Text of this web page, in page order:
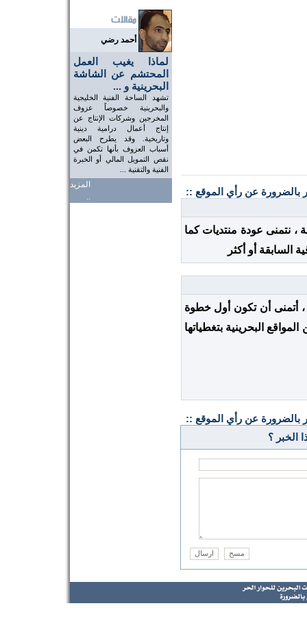
أحمد رضي
لماذا يغيب العمل
المحتشم عن الشاشة
البحرينية و ...
تشهد الساحة الفنية الخليجية
والبحرينية خصوصاً عزوف
المخرجين وشركات الإنتاج عن
إنتاج أعمال درامية دينية
وتاريخية. وقد يطرح البعض
أسباب العزوف بأنها تكمن في
نقص التمويل المالي أو الخبرة
الفنية والتقنية ...
المزيد
..
بالضرورة عن رأي الموقع ::
، نتمنى عودة منتديات كما
السابقة أو أكثر
أتمنى أن تكون أول خطوة
البحرينية بتغطياتها
بالضرورة عن رأي الموقع ::
الخبر ؟